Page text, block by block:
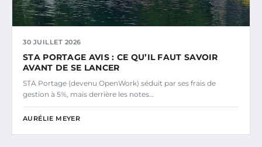
30 JUILLET 2026
STA PORTAGE AVIS : CE QU’IL FAUT SAVOIR
AVANT DE SE LANCER
STA Portage (devenu OpenWork) séduit par ses frais de
gestion à 5%, mais derrière les notes…
AURÉLIE MEYER